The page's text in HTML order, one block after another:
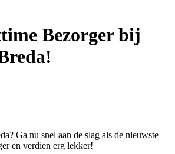
Bezorger bij
Ga nu snel aan de slag als de nieuwste
en verdien erg lekker!